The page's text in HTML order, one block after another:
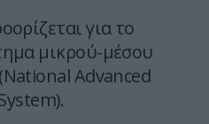
για το
μικρού-μέσου
Advanced